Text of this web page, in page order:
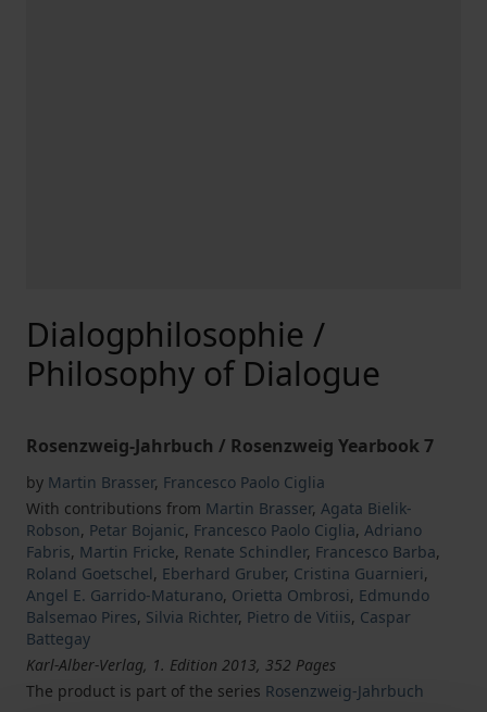
Dialogphilosophie /
Philosophy of Dialogue
Rosenzweig-Jahrbuch / Rosenzweig Yearbook 7
by Martin Brasser, Francesco Paolo Ciglia
With contributions from Martin Brasser, Agata Bielik-
Robson, Petar Bojanic, Francesco Paolo Ciglia, Adriano
Fabris, Martin Fricke, Renate Schindler, Francesco Barba,
Roland Goetschel, Eberhard Gruber, Cristina Guarnieri,
Angel E. Garrido-Maturano, Orietta Ombrosi, Edmundo
Balsemao Pires, Silvia Richter, Pietro de Vitiis, Caspar
Battegay
Karl-Alber-Verlag, 1. Edition 2013, 352 Pages
The product is part of the series Rosenzweig-Jahrbuch